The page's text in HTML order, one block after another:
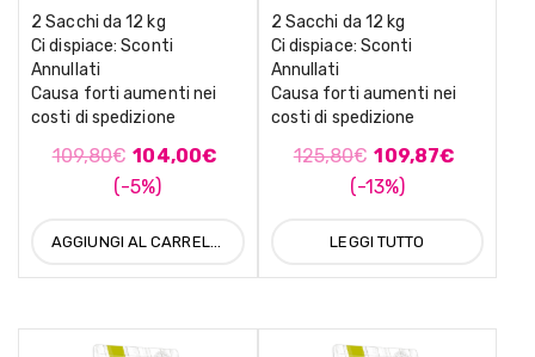
2 Sacchi da 12 kg
Ci dispiace: Sconti
Annullati
Causa forti aumenti nei
costi di spedizione
109,80€ 104,00€
(-5%)
AGGIUNGI AL CARRELLO
2 Sacchi da 12 kg
Ci dispiace: Sconti
Annullati
Causa forti aumenti nei
costi di spedizione
125,80€ 109,87€
(-13%)
LEGGI TUTTO